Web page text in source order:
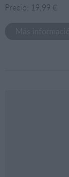
Precio: 19,99 €